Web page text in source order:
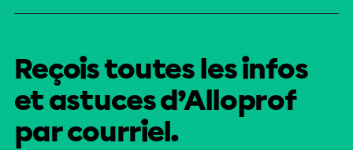
Reçois toutes les infos
et astuces d’Alloprof
par courriel.